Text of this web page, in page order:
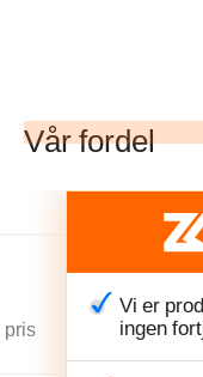
Vår fordel
Vi er
ingen